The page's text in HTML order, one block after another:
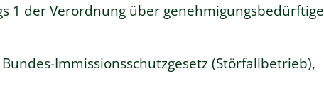
1 der Verordnung über genehmigungsbedürftige
Immissionsschutzgesetz (Störfallbetrieb),